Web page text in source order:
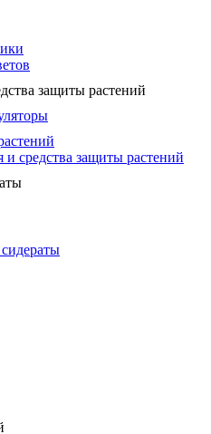
защиты растений
средства защиты растений